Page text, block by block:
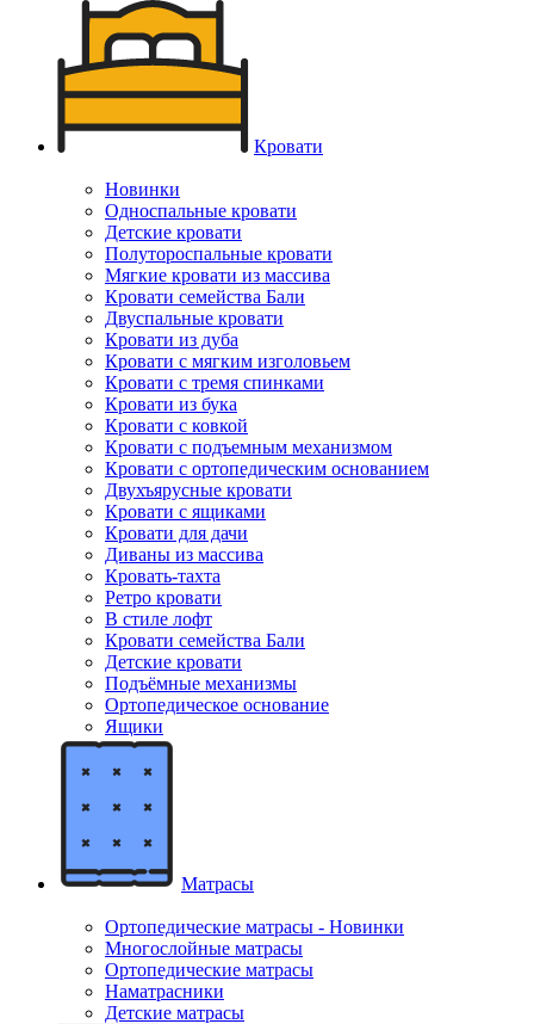
Кровати
Новинки
Односпальные кровати
Детские кровати
Полутороспальные кровати
Мягкие кровати из массива
Кровати семейства Бали
Двуспальные кровати
Кровати из дуба
Кровати с мягким изголовьем
Кровати с тремя спинками
Кровати из бука
Кровати с ковкой
Кровати с подъемным механизмом
Кровати с ортопедическим основанием
Двухъярусные кровати
Кровати с ящиками
Кровати для дачи
Диваны из массива
Кровать-тахта
Ретро кровати
В стиле лофт
Кровати семейства Бали
Детские кровати
Подъёмные механизмы
Ортопедическое основание
Ящики
Матрасы
Ортопедические матрасы - Новинки
Многослойные матрасы
Ортопедические матрасы
Наматрасники
Детские матрасы